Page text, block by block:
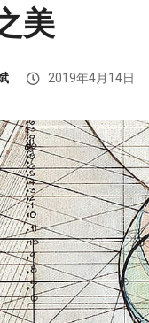
美
2019年4月14日